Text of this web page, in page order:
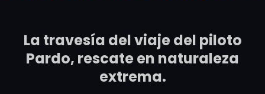
La travesía del viaje del piloto
Pardo, rescate en naturaleza
extrema.